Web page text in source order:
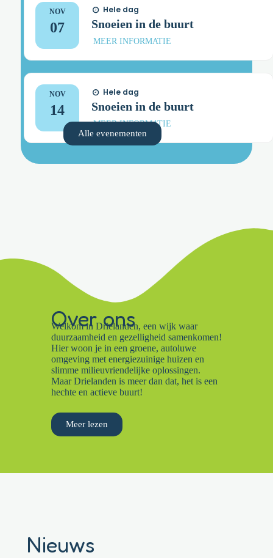
NOV
07
Hele dag
Snoeien in de buurt
MEER INFORMATIE
NOV
14
Hele dag
Snoeien in de buurt
MEER INFORMATIE
Alle evenementen
Over ons
Welkom in Drielanden, een wijk waar
duurzaamheid en gezelligheid samenkomen!
Hier woon je in een groene, autoluwe
omgeving met energiezuinige huizen en
slimme milieuvriendelijke oplossingen.
Maar Drielanden is meer dan dat, het is een
hechte en actieve buurt!
Meer lezen
Nieuws